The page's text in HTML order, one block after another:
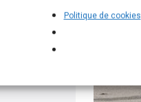
Politique de cookies
des